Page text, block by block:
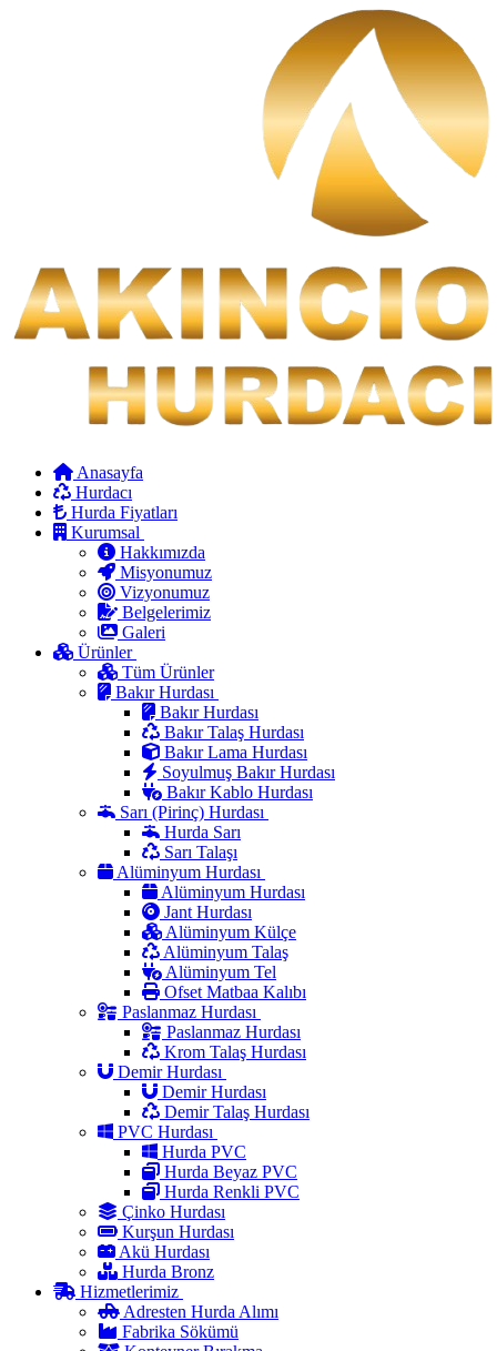
Anasayfa
Hurdacı
Hurda Fiyatları
Kurumsal
Hakkımızda
Misyonumuz
Vizyonumuz
Belgelerimiz
Galeri
Ürünler
Tüm Ürünler
Bakır Hurdası
Bakır Hurdası
Bakır Talaş Hurdası
Bakır Lama Hurdası
Soyulmuş Bakır Hurdası
Bakır Kablo Hurdası
Sarı (Pirinç) Hurdası
Hurda Sarı
Sarı Talaşı
Alüminyum Hurdası
Alüminyum Hurdası
Jant Hurdası
Alüminyum Külçe
Alüminyum Talaş
Alüminyum Tel
Ofset Matbaa Kalıbı
Paslanmaz Hurdası
Paslanmaz Hurdası
Krom Talaş Hurdası
Demir Hurdası
Demir Hurdası
Demir Talaş Hurdası
PVC Hurdası
Hurda PVC
Hurda Beyaz PVC
Hurda Renkli PVC
Çinko Hurdası
Kurşun Hurdası
Akü Hurdası
Hurda Bronz
Hizmetlerimiz
Adresten Hurda Alımı
Fabrika Sökümü